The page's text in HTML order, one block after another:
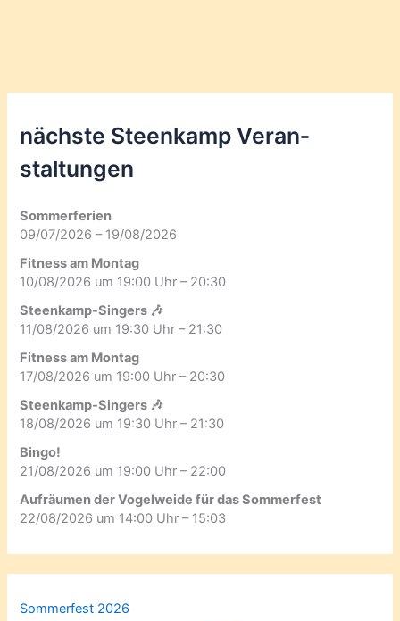
nächste Steenkamp Veran­
staltungen
Sommerferien
09/07/2026 – 19/08/2026
Fitness am Montag
10/08/2026 um 19:00 Uhr – 20:30
Steenkamp-Singers 🎶
11/08/2026 um 19:30 Uhr – 21:30
Fitness am Montag
17/08/2026 um 19:00 Uhr – 20:30
Steenkamp-Singers 🎶
18/08/2026 um 19:30 Uhr – 21:30
Bingo!
21/08/2026 um 19:00 Uhr – 22:00
Aufräumen der Vogelweide für das Sommerfest
22/08/2026 um 14:00 Uhr – 15:03
Sommerfest 2026